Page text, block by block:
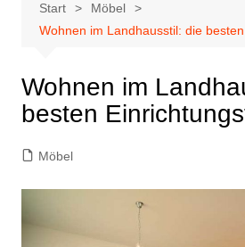
Start
Möbel
Wohnen im Landhausstil: die
Wohnen im
besten
Möbel